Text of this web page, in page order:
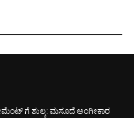
ಗೆ ಶುಲ್ಕ: ಮಸೂದೆ ಅಂಗೀಕಾರ